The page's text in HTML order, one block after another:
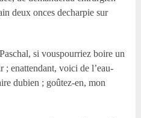
deux onces decharpie sur
si vouspourriez boire un
enattendant, voici de l’eau-
dubien ; goûtez-en, mon